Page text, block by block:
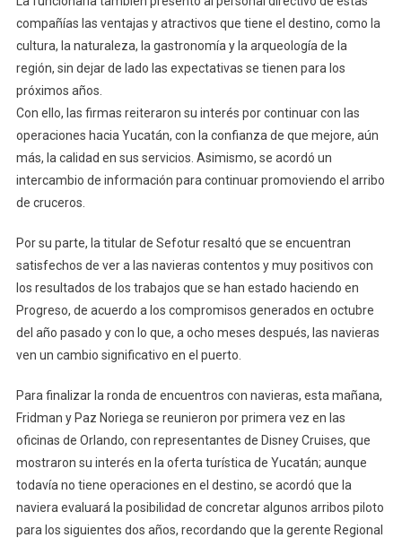
compañías las ventajas y atractivos que tiene el destino, como la
cultura, la naturaleza, la gastronomía y la arqueología de la
región, sin dejar de lado las expectativas se tienen para los
próximos años.
Con ello, las firmas reiteraron su interés por continuar con las
operaciones hacia Yucatán, con la confianza de que mejore, aún
más, la calidad en sus servicios. Asimismo, se acordó un
intercambio de información para continuar promoviendo el arribo
de cruceros.
Por su parte, la titular de Sefotur resaltó que se encuentran
satisfechos de ver a las navieras contentos y muy positivos con
los resultados de los trabajos que se han estado haciendo en
Progreso, de acuerdo a los compromisos generados en octubre
del año pasado y con lo que, a ocho meses después, las navieras
ven un cambio significativo en el puerto.
Para finalizar la ronda de encuentros con navieras, esta mañana,
Fridman y Paz Noriega se reunieron por primera vez en las
oficinas de Orlando, con representantes de Disney Cruises, que
mostraron su interés en la oferta turística de Yucatán; aunque
todavía no tiene operaciones en el destino, se acordó que la
naviera evaluará la posibilidad de concretar algunos arribos piloto
para los siguientes dos años, recordando que la gerente Regional